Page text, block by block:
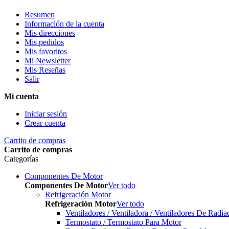
Resumen
Información de la cuenta
Mis direcciones
Mis pedidos
Mis favoritos
Mi Newsletter
Mis Reseñas
Salir
Mi cuenta
Iniciar sesión
Crear cuenta
Carrito de compras
Carrito de compras
Categorías
Componentes De Motor
Componentes De MotorVer todo
Refrigeración Motor
Refrigeración MotorVer todo
Ventiladores / Ventiladora / Ventiladores De
Termostato / Termostato Para Motor